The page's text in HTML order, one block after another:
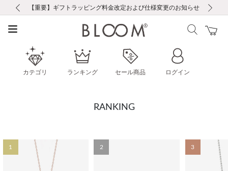
お修理・アフターサービスのご案内
【重要】令和８年熊本地震に伴う集配への影響について
【重要】ギフトラッピング料金改定および仕様変更のお知らせ
【重要】夏季休業の営業についてのご案内
税込5,500円以上で送料無料｜最短24時間以内に発送
新規会員登録で1000ポイントプレゼント！
新規LINE友だち登録で500円クーポンプレゼント
会員限定！レビュー投稿で100ポイントプレゼント
お修理・アフターサービスのご案内
【重要】令和８年熊本地震に伴う集配への影響について
カテゴリ ランキング セール商品 ログイン
RANKING
1 2 3